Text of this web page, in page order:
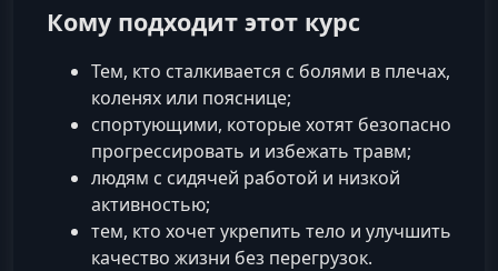
Кому подходит этот курс
Тем, кто сталкивается с болями в плечах,
коленях или пояснице;
спортующими, которые хотят безопасно
прогрессировать и избежать травм;
людям с сидячей работой и низкой
активностью;
тем, кто хочет укрепить тело и улучшить
качество жизни без перегрузок.